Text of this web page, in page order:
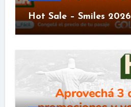
Hot Sale – Smiles 2026